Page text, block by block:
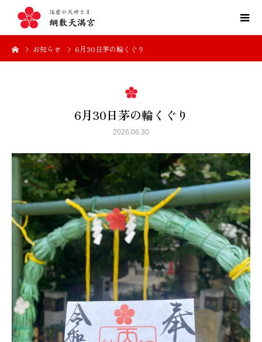
お知らせ 6月30日茅の輪くぐり
6月30日茅の輪くぐり
2026.06.30